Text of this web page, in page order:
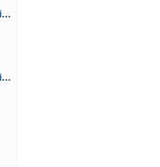
Drakensang Online - Kingshill férges csatornái
Drakensang Online - Monster Hunt event